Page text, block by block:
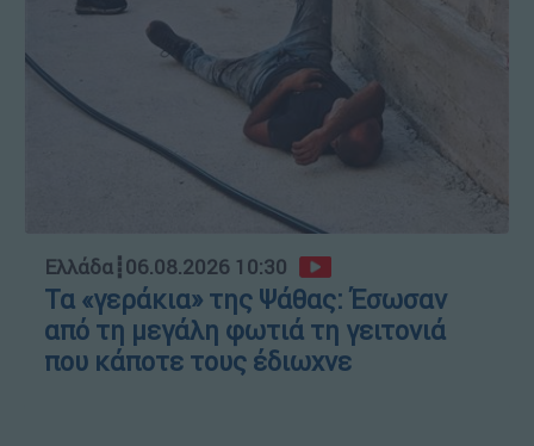
Ελλάδα┋06.08.2026 10:30
Τα «γεράκια» της Ψάθας: Έσωσαν
από τη μεγάλη φωτιά τη γειτονιά
που κάποτε τους έδιωχνε